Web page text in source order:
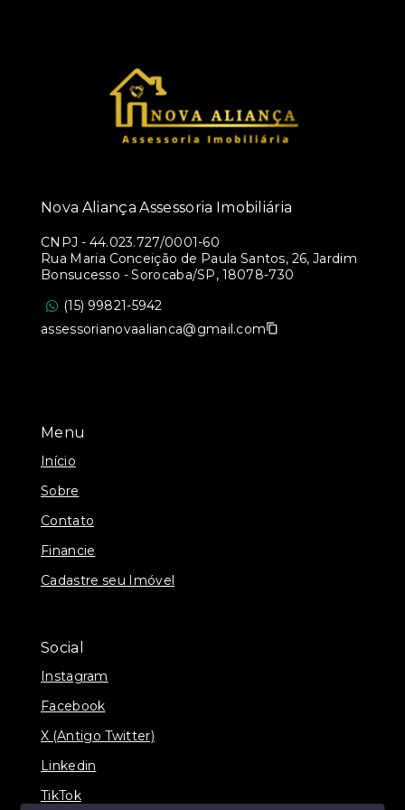
Menu
Início
Sobre
Contato
Financie
Cadastre seu Imóvel
Social
Instagram
Facebook
X (Antigo Twitter)
Linkedin
TikTok
Nova Aliança Assessoria Imobiliária
CNPJ - 44.023.727/0001-60
Rua Maria Conceição de Paula Santos, 26, Jardim
Bonsucesso - Sorocaba/SP, 18078-730
(15) 99821-5942
assessorianovaalianca@gmail.com